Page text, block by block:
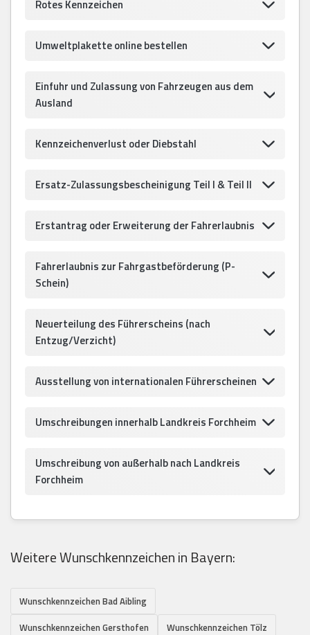
Rotes Kennzeichen
Umweltplakette online bestellen
Einfuhr und Zulassung von Fahrzeugen aus dem
Ausland
Kennzeichenverlust oder Diebstahl
Ersatz-Zulassungsbescheinigung Teil I & Teil II
Erstantrag oder Erweiterung der Fahrerlaubnis
Fahrerlaubnis zur Fahrgastbeförderung (P-
Schein)
Neuerteilung des Führerscheins (nach
Entzug/Verzicht)
Ausstellung von internationalen Führerscheinen
Umschreibungen innerhalb Landkreis Forchheim
Umschreibung von außerhalb nach Landkreis
Forchheim
Weitere Wunschkennzeichen in Bayern:
Wunschkennzeichen Bad Aibling
Wunschkennzeichen Gersthofen
Wunschkennzeichen Tölz